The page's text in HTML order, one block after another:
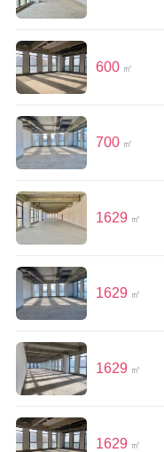
600 ㎡
700 ㎡
1629 ㎡
1629 ㎡
1629 ㎡
1629 ㎡